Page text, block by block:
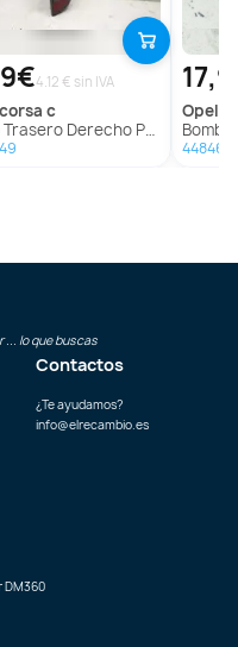
4.12 € sin IVA
corsa c
Derecho Para Opel Corsa C
opel
Bomba
... lo que buscas
Contactos
¿Te ayudamos?
info@elrecambio.es
DM360